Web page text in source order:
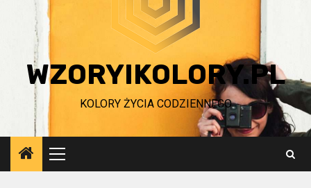
WZORYIKOLORY.PL
KOLORY ŻYCIA CODZIENNEGO
Menu
główne